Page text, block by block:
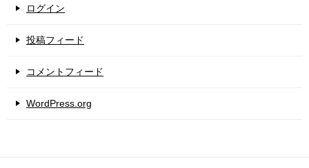
ログイン
投稿フィード
コメントフィード
WordPress.org